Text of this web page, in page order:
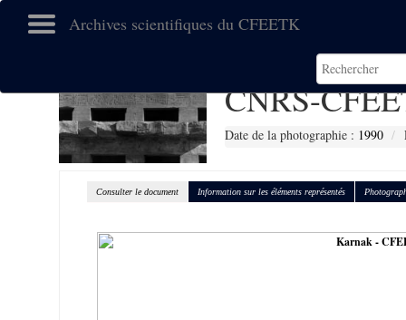
Archives scientifiques du CFEETK
CNRS-
Date de la photographie : 1990
Consulter le document Information sur les éléments représentés